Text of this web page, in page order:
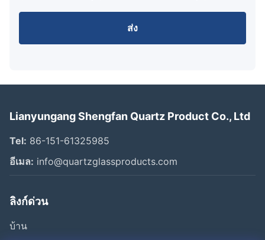
ส่ง
Lianyungang Shengfan Quartz Product Co., Ltd
Tel: 86-151-61325985
อีเมล: info@quartzglassproducts.com
ลิงก์ด่วน
บ้าน